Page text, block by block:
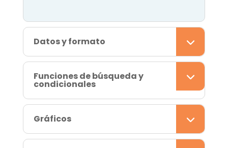
Datos y formato
Funciones de búsqueda y
condicionales
Gráficos